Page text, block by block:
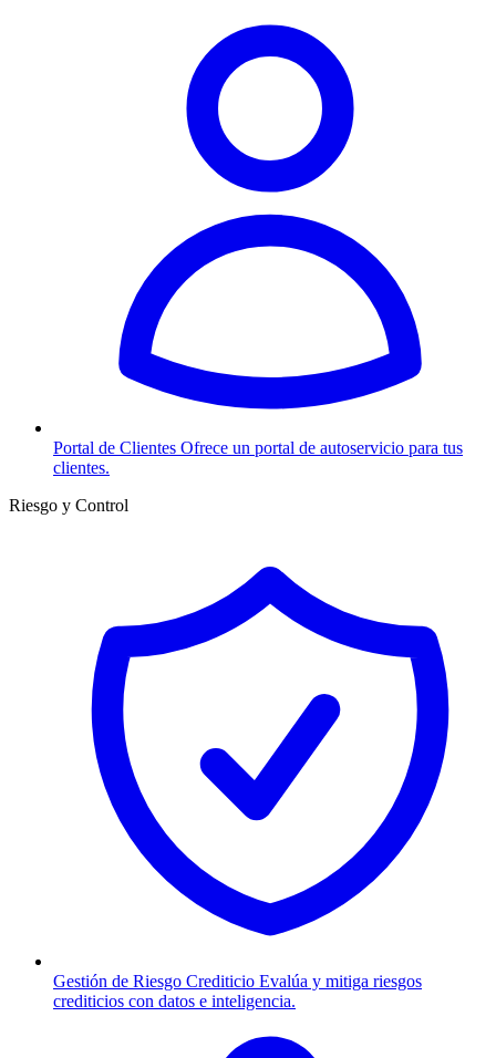
Portal de Clientes Ofrece un portal de autoservicio para tus
clientes.
Riesgo y Control
Gestión de Riesgo Crediticio Evalúa y mitiga riesgos
crediticios con datos e inteligencia.